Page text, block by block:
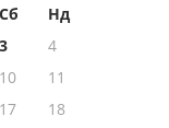
Сб
Нд
3
4
10
11
17
18